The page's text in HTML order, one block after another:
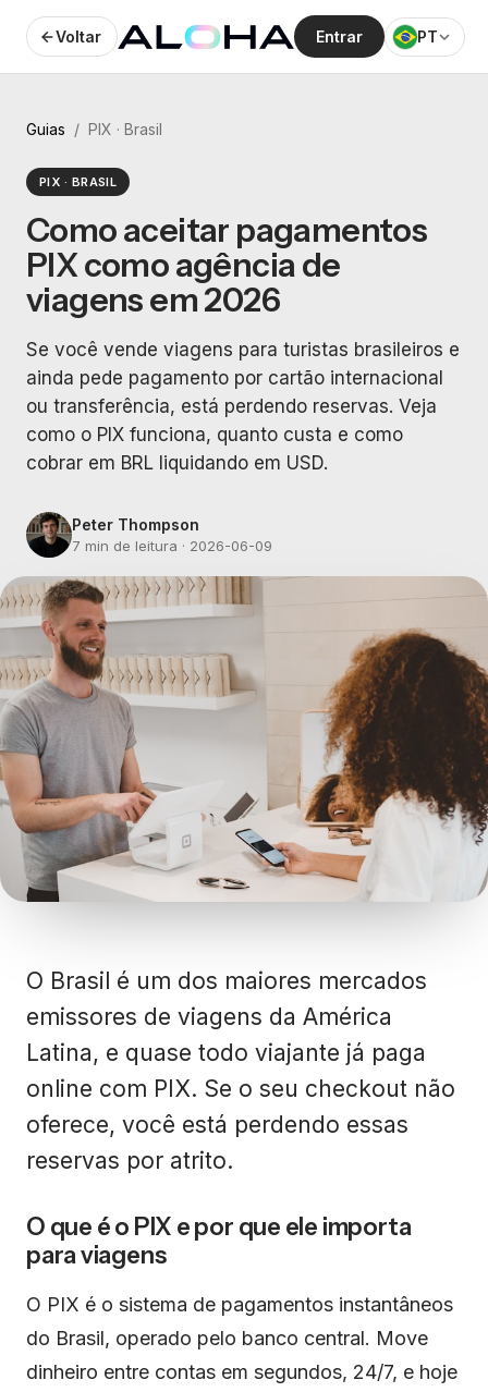
Voltar Entrar PT
Guias / PIX · Brasil
PIX · BRASIL
Como aceitar pagamentos
PIX como agência de
viagens em 2026
Se você vende viagens para turistas brasileiros e
ainda pede pagamento por cartão internacional
ou transferência, está perdendo reservas. Veja
como o PIX funciona, quanto custa e como
cobrar em BRL liquidando em USD.
Peter Thompson
7 min de leitura · 2026-06-09
O Brasil é um dos maiores mercados
emissores de viagens da América
Latina, e quase todo viajante já paga
online com PIX. Se o seu checkout não
oferece, você está perdendo essas
reservas por atrito.
O que é o PIX e por que ele importa
para viagens
O PIX é o sistema de pagamentos instantâneos
do Brasil, operado pelo banco central. Move
dinheiro entre contas em segundos, 24/7, e hoje